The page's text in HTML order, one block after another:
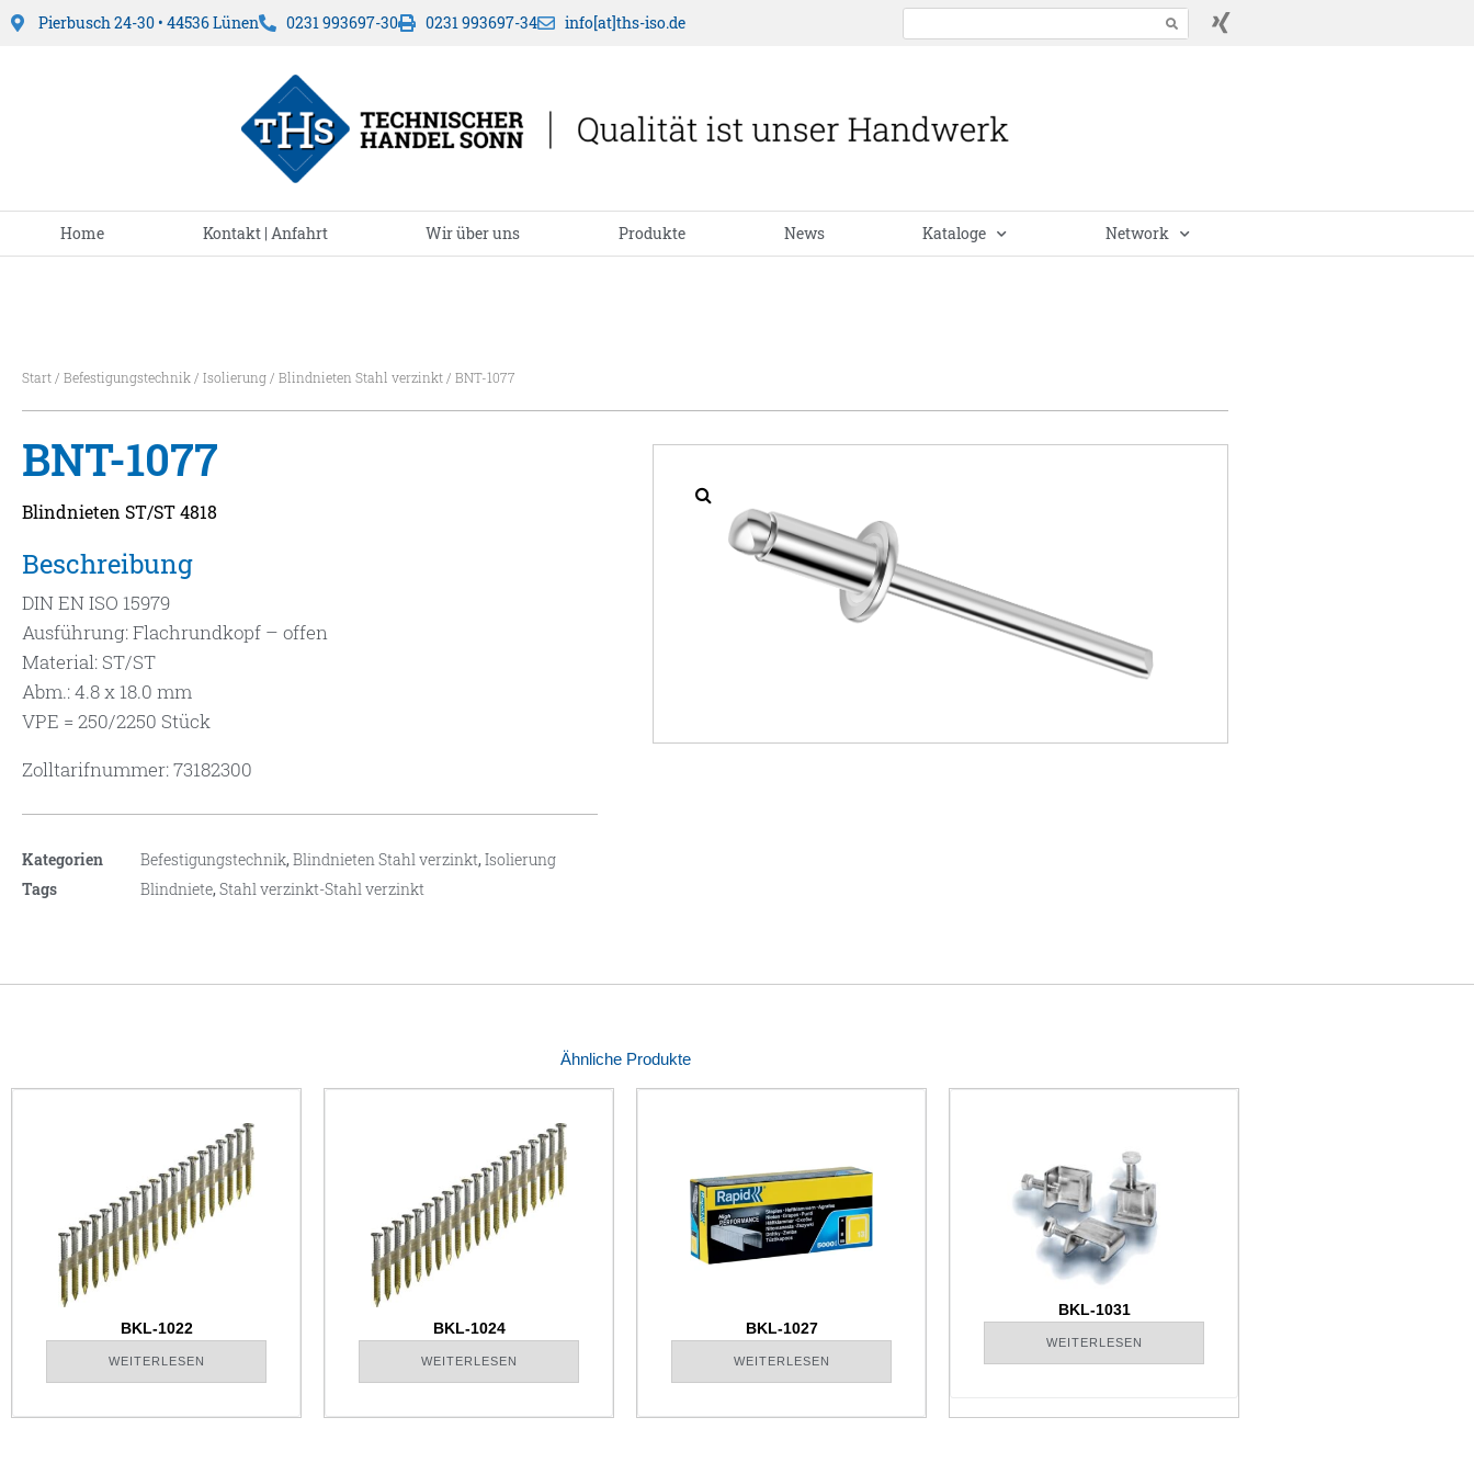
Pierbusch 24-30 • 44536 Lünen 0231 993697-30 0231 993697-34 info[at]ths-iso.de
Home Kontakt | Anfahrt Wir über uns Produkte News Kataloge Network
Start / Befestigungstechnik / Isolierung / Blindnieten Stahl verzinkt / BNT-1077
BNT-1077
Blindnieten ST/ST 4818
Beschreibung
DIN EN ISO 15979
Ausführung: Flachrundkopf – offen
Material: ST/ST
Abm.: 4.8 x 18.0 mm
VPE = 250/2250 Stück
Zolltarifnummer: 73182300
Kategorien Befestigungstechnik,Blindnieten Stahl verzinkt,Isolierung
Tags
Blindniete,Stahl verzinkt-Stahl verzinkt
Ähnliche Produkte
BKL-1022
WEITERLESEN
BKL-1024
WEITERLESEN
BKL-1027
WEITERLESEN
BKL-1031
WEITERLESEN